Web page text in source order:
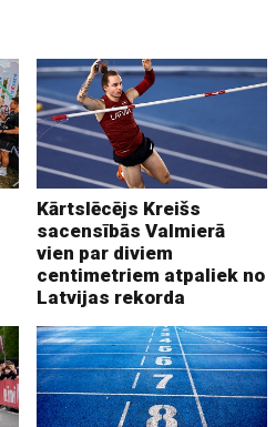
Kārtslēcējs Kreišs
sacensībās Valmierā
vien par diviem
centimetriem atpaliek no
Latvijas rekorda